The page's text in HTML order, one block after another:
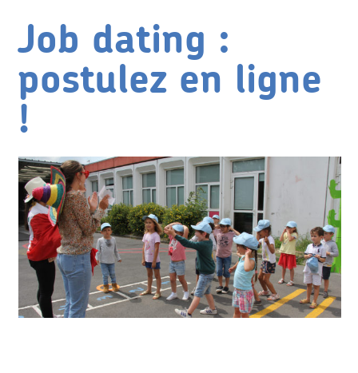
Job dating :
postulez en ligne
!